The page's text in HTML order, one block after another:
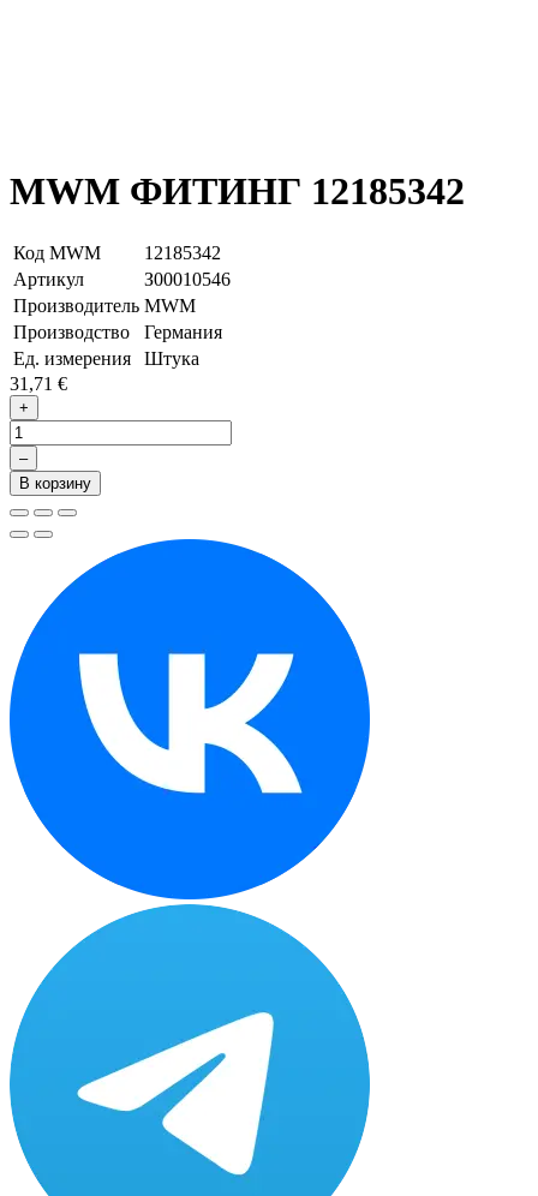
MWM ФИТИНГ 12185342
Код MWM
12185342
Артикул
З00010546
Производитель MWM
Производство
Германия
Ед. измерения
Штука
31,71 €
+
–
В корзину